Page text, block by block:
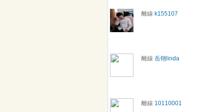
離線 k155107
離線 岳翎linda
離線 10110001